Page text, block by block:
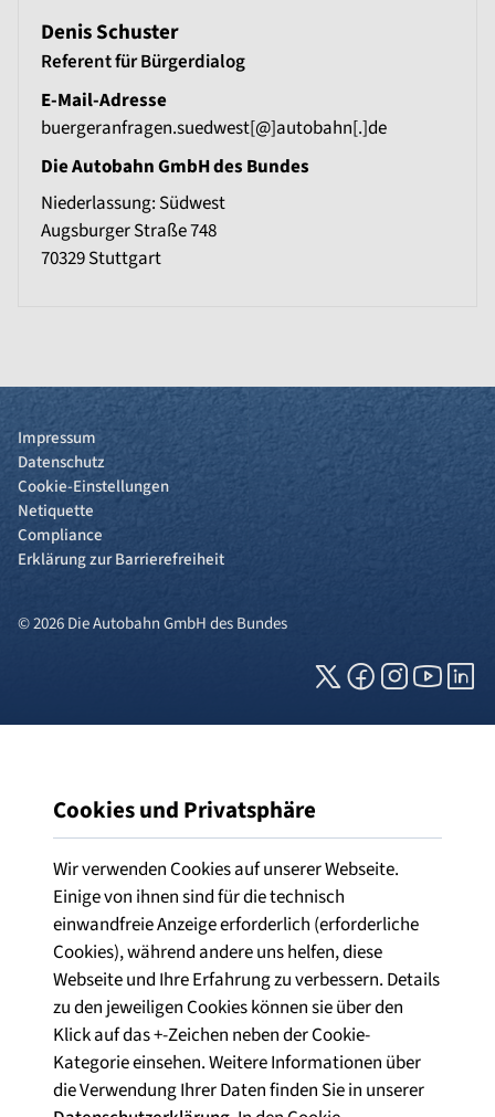
Denis Schuster
Referent für Bürgerdialog
E-Mail-Adresse
buergeranfragen.suedwest[@]autobahn[.]de
Die Autobahn GmbH des Bundes
Niederlassung: Südwest
Augsburger Straße 748
70329Stuttgart
Impressum
Datenschutz
Cookie-Einstellungen
Netiquette
Compliance
Erklärung zur Barrierefreiheit
© 2026 Die Autobahn GmbH des Bundes
Cookies und Privatsphäre
Wir verwenden Cookies auf unserer Webseite.
Einige von ihnen sind für die technisch
einwandfreie Anzeige erforderlich (erforderliche
Cookies), während andere uns helfen, diese
Webseite und Ihre Erfahrung zu verbessern. Details
zu den jeweiligen Cookies können sie über den
Klick auf das +-Zeichen neben der Cookie-
Kategorie einsehen. Weitere Informationen über
die Verwendung Ihrer Daten finden Sie in unserer